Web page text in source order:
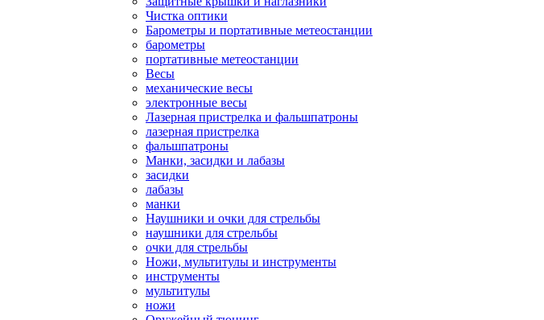
Чистка оптики
Барометры и портативные метеостанции
барометры
портативные метеостанции
Весы
механические весы
электронные весы
Лазерная пристрелка и фальшпатроны
лазерная пристрелка
фальшпатроны
Манки, засидки и лабазы
засидки
лабазы
манки
Наушники и очки для стрельбы
наушники для стрельбы
очки для стрельбы
Ножи, мультитулы и инструменты
инструменты
мультитулы
ножи